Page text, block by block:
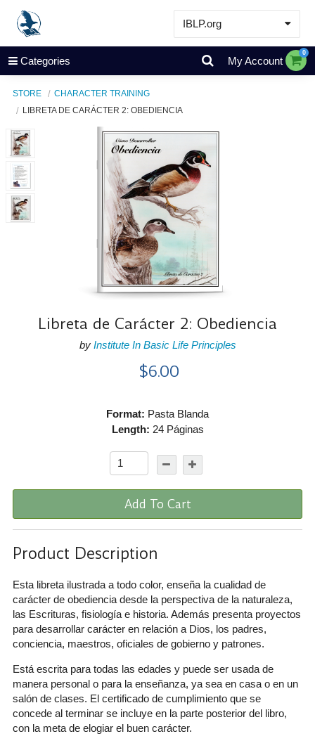
IBLP.org
Learn
Events & Resources
Categories My Account
0
STORE
CHARACTER TRAINING
LIBRETA DE CARÁCTER 2: OBEDIENCIA
Libreta de Carácter 2: Obediencia
by Institute In Basic Life Principles
$6.00
Format: Pasta Blanda
Length: 24 Páginas
Add To Cart
Product Description
Esta libreta ilustrada a todo color, enseña la cualidad de
carácter de obediencia desde la perspectiva de la naturaleza,
las Escrituras, fisiología e historia. Además presenta proyectos
para desarrollar carácter en relación a Dios, los padres,
conciencia, maestros, oficiales de gobierno y patrones.
Está escrita para todas las edades y puede ser usada de
manera personal o para la enseñanza, ya sea en casa o en un
salón de clases. El certificado de cumplimiento que se
concede al terminar se incluye en la parte posterior del libro,
con la meta de elogiar el buen carácter.